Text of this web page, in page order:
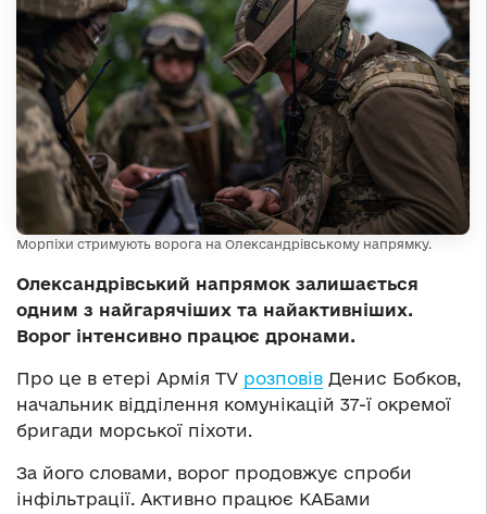
Морпіхи стримують ворога на Олександрівському напрямку.
Олександрівський напрямок залишається
одним з найгарячіших та найактивніших.
Ворог інтенсивно працює дронами.
Про це в етері Армія TV розповів Денис Бобков,
начальник відділення комунікацій 37-ї окремої
бригади морської піхоти.
За його словами, ворог продовжує спроби
інфільтрації. Активно працює КАБами